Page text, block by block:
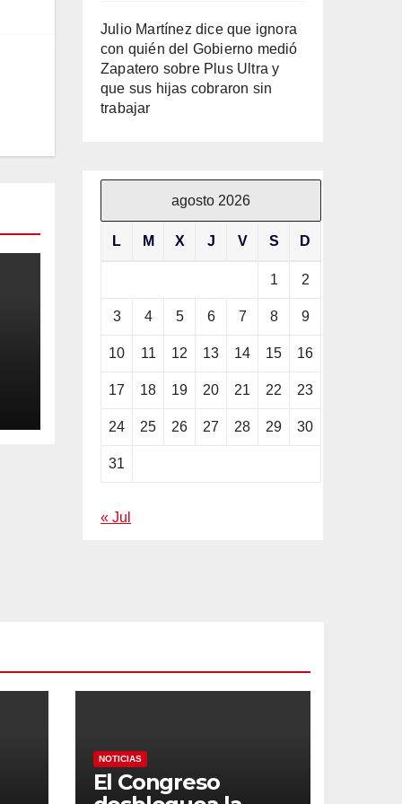
Julio Martínez dice que ignora
con quién del Gobierno medió
Zapatero sobre Plus Ultra y
que sus hijas cobraron sin
trabajar
agosto 2026
L M X J V S D
1 2
3 4 5 6 7 8 9
10 11 12 13 14 15 16
17 18 19 20 21 22 23
24 25 26 27 28 29 30
31
« Jul
NOTICIAS
El Congreso